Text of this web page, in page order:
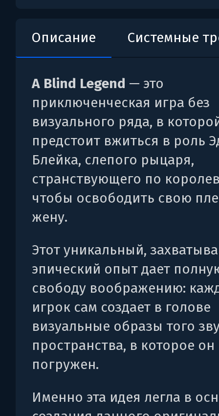
Описание Системные
A Blind Legend — это
приключенческая игра без
визуального ряда, в
предстоит вжиться в роль
Блейка, слепого рыцаря,
странствующего по
чтобы освободить свою
жену.
Этот уникальный,
эпический опыт дает
свободу воображению:
игрок сам создает в голове
визуальные образы того
пространства, в которое он
погружен.
Именно эта идея легла в